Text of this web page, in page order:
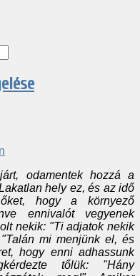
odamentek hozzá a
hely ez, és az idő
hogy a környező
ennivalót vegyenek
nekik: "Ti adjatok nekik
mi menjünk el, és
hogy enni adhassunk
tőlük: "Hány